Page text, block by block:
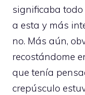
significaba
a esta y más
no. Más aún,
recostándome
que tenía
crepúsculo